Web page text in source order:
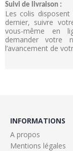
Suivi de livraison :
Les colis
dernier, suivre
vous-même en
demander
l’avancement de
INFORMATIONS
A propos
Mentions légales